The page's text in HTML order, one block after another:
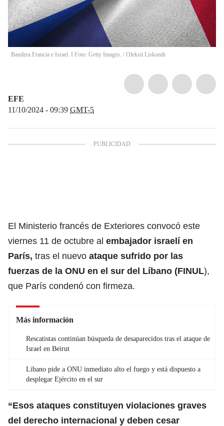
Bandera Francia e Israel. I Foto: Getty Images. / Oleksii Liskonih
EFE
11/10/2024 - 09:39 GMT-5
El Ministerio francés de Exteriores convocó este
viernes 11 de octubre al embajador israelí en
París, tras el nuevo ataque sufrido por las
fuerzas de la ONU en el sur del Líbano (FINUL),
que París condenó con firmeza.
Más información
Rescatistas continúan búsqueda de desaparecidos tras el ataque de
Israel en Beirut
Líbano pide a ONU inmediato alto el fuego y está dispuesto a
desplegar Ejército en el sur
“Esos ataques constituyen violaciones graves
del derecho internacional y deben cesar